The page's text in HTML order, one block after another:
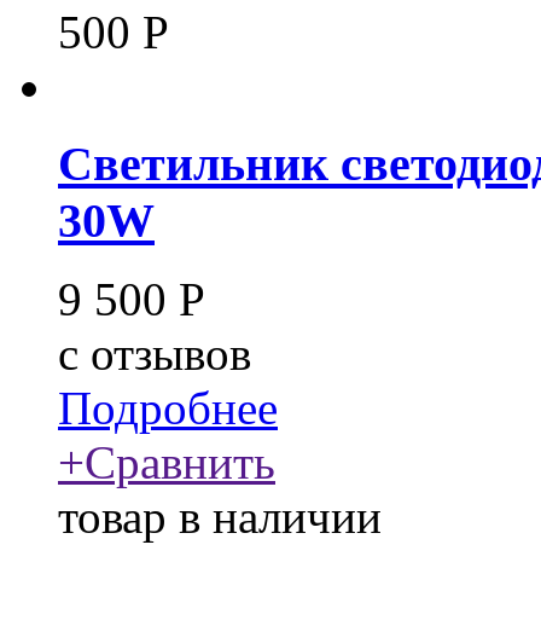
500 Р
Светильник
30W
9 500 Р
c отзывов
Подробнее
+Сравнить
товар в наличии